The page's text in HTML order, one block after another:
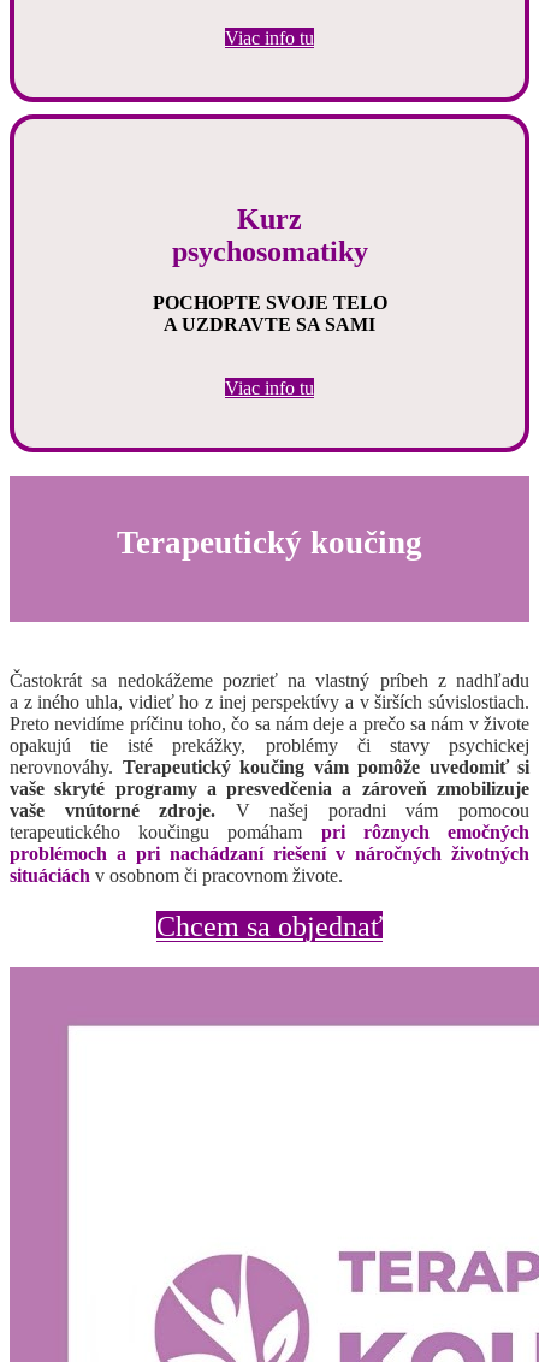
Viac info tu
Kurz
psychosomatiky
POCHOPTE SVOJE TELO
A UZDRAVTE SA SAMI
Viac info tu
Terapeutický koučing
Častokrát sa nedokážeme pozrieť na vlastný príbeh z nadhľadu
a z iného uhla, vidieť ho z inej perspektívy a v širších súvislostiach.
Preto nevidíme príčinu toho, čo sa nám deje a prečo sa nám v živote
opakujú tie isté prekážky, problémy či stavy psychickej
nerovnováhy. Terapeutický koučing vám pomôže uvedomiť si
vaše skryté programy a presvedčenia a zároveň zmobilizuje
vaše vnútorné zdroje. V našej poradni vám pomocou
terapeutického koučingu pomáham pri rôznych emočných
problémoch a pri nachádzaní riešení v náročných životných
situáciách v osobnom či pracovnom živote.
Chcem sa objednať